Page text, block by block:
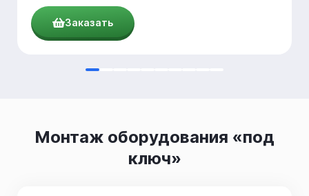
Заказать
Монтаж оборудования «под
ключ»